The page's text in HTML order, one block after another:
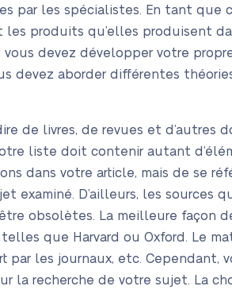
par les spécialistes. En tant que
les produits qu’elles produisent
devez développer votre
devez aborder différentes
de livres, de revues et d’autres
liste doit contenir autant
dans votre article, mais de se
examiné. D’ailleurs, les sources
obsolètes. La meilleure façon
que Harvard ou Oxford. Le
les journaux, etc. Cependant,
la recherche de votre sujet. La